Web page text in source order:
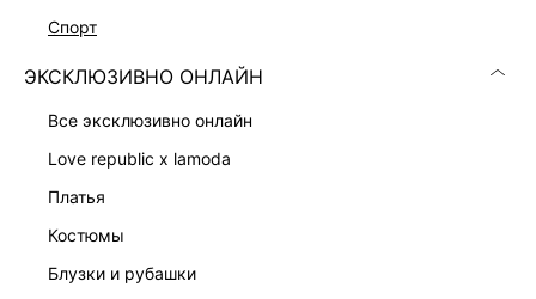
спорт
ЭКСКЛЮЗИВНО ОНЛАЙН
все эксклюзивно онлайн
love republic x lamoda
платья
костюмы
блузки и рубашки